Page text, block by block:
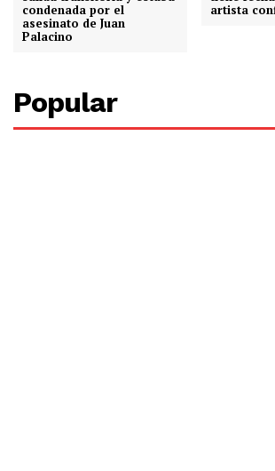
condenada por el
asesinato de Juan
Palacino
artista
Popular